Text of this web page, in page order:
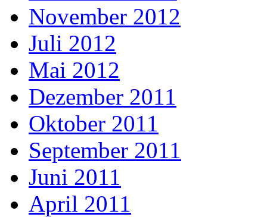
November 2012
Juli 2012
Mai 2012
Dezember 2011
Oktober 2011
September 2011
Juni 2011
April 2011